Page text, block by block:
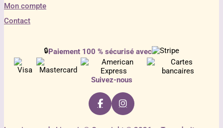
Mon compte
Contact
🔒Paiement 100 % sécurisé avec
Suivez-nous